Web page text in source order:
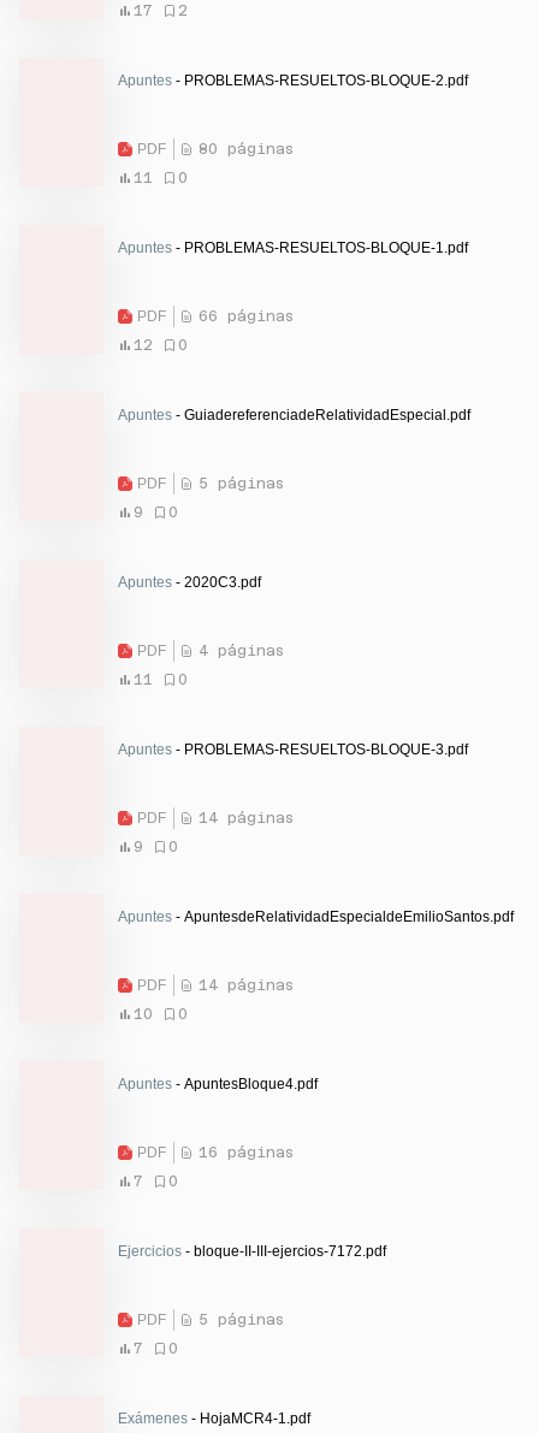
17
2
Apuntes - PROBLEMAS-RESUELTOS-BLOQUE-2.pdf
PDF
80 páginas
11
0
Apuntes - PROBLEMAS-RESUELTOS-BLOQUE-1.pdf
PDF
66 páginas
12
0
Apuntes - GuiadereferenciadeRelatividadEspecial.pdf
PDF
5 páginas
9
0
Apuntes - 2020C3.pdf
PDF
4 páginas
11
0
Apuntes - PROBLEMAS-RESUELTOS-BLOQUE-3.pdf
PDF
14 páginas
9
0
Apuntes - ApuntesdeRelatividadEspecialdeEmilioSantos.pdf
PDF
14 páginas
10
0
Apuntes - ApuntesBloque4.pdf
PDF
16 páginas
7
0
Ejercicios - bloque-II-III-ejercios-7172.pdf
PDF
5 páginas
7
0
Exámenes - HojaMCR4-1.pdf